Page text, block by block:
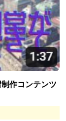
作コンテンツ